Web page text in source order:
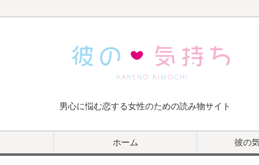
男心に悩む恋する女性のための読み物サイト
ホーム 彼の